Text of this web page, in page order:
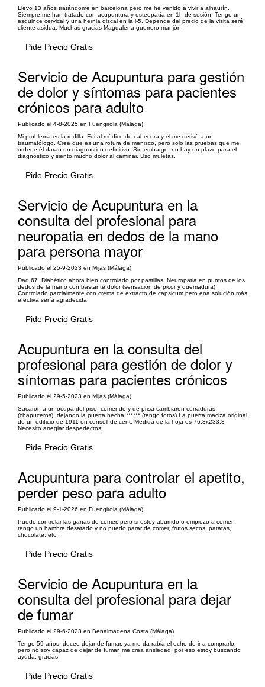
Llevo 13 años tratándome en barcelona pero me he venido a vivir a alhaurín.
Siempre me han tratado con acupuntura y osteopatía en 1h de sesión. Tengo un
esguince cervical y una hernia discal en la l-5. Depende del precio de la visita seré
cliente asidua. Muchas gracias Magdalena guerrero manjón
Pide Precio Gratis
Servicio de Acupuntura para gestión
de dolor y síntomas para pacientes
crónicos para adulto
Publicado el 4-8-2025 en Fuengirola (Málaga)
Mi problema es la rodilla. Fui al médico de cabecera y él me derivó a un
traumatólogo. Cree que es una rotura de menisco, pero solo las pruebas que me
ordene él darán un diagnóstico definitivo. Sin embargo, no hay un plazo para el
diagnóstico y siento mucho dolor al caminar. Uso muletas.
Pide Precio Gratis
Servicio de Acupuntura en la
consulta del profesional para
neuropatia en dedos de la mano
para persona mayor
Publicado el 25-9-2023 en Mijas (Málaga)
Dad 67. Diabético ahora bien controlado por pastillas. Neuropatia en puntos de los
dedos de la mano con bastante dolor (sensación de picor y quemadura).
Controlado parcialmente con crema de extracto de capsicum pero ena solución más
efectiva sería agradecida.
Pide Precio Gratis
Acupuntura en la consulta del
profesional para gestión de dolor y
síntomas para pacientes crónicos
Publicado el 29-5-2023 en Mijas (Málaga)
Sacaron a un ocupa del piso, corriendo y de prisa cambiaron cerraduras
(chapuceros), dejando la puerta hecha ****** (tengo fotos) La puerta maciza original
de un edificio de 1911 en consell de cent. Medida de la hoja es 76,3x233,3
Necesito arreglar desperfectos.
Pide Precio Gratis
Acupuntura para controlar el apetito,
perder peso para adulto
Publicado el 9-1-2026 en Fuengirola (Málaga)
Puedo controlar las ganas de comer, pero si estoy aburrido o empiezo a comer
tengo un hambre desatado y no puedo parar de comer, frutos secos, patatas,
chocolate, etc.
Pide Precio Gratis
Servicio de Acupuntura en la
consulta del profesional para dejar
de fumar
Publicado el 29-6-2023 en Benalmadena Costa (Málaga)
Tengo 59 años, deceo dejar de fumar, ya me da rabia el echo de ir a comprarlo,
pero no soy capaz de dejar de fumar, me crea ansiedad, por eso estoy buscando
ayuda, gracias
Pide Precio Gratis